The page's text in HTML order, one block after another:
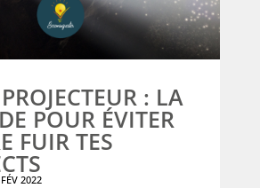
PROJECTEUR : LA
POUR ÉVITER
FUIR TES
FÉV 2022